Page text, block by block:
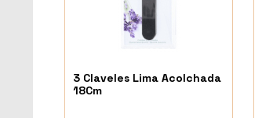
3 Claveles Lima Acolchada
18Cm